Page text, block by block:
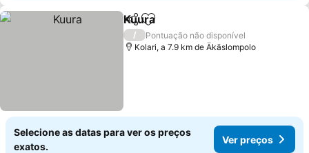
PartilharAdicionar aos favoritos
Kuura
/
Pontuação não disponível
Kolari, a 7.9 km de Äkäslompolo
Selecione as datas para ver os preços
exatos.
Ver preços